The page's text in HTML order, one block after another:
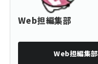
Web担編集部
Web担編集部